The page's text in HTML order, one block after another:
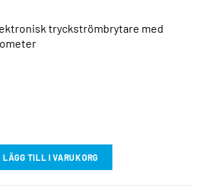
tryckströmbrytare med
LÄGG TILL I VARUKORG